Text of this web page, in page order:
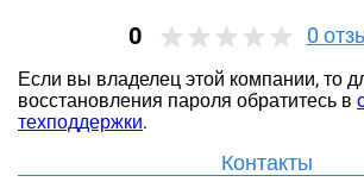
0 0
Если вы владелец этой компании, то
восстановления пароля обратитесь в
техподдержки.
Контакты